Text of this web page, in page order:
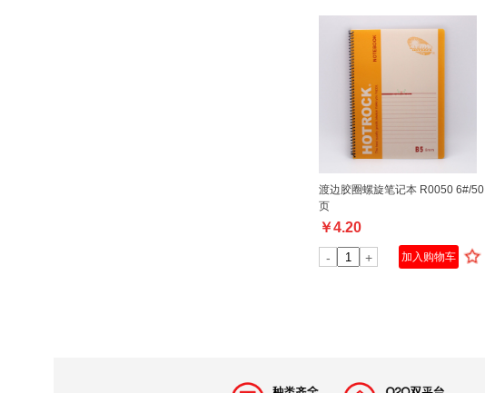
渡边胶圈螺旋笔记本 R0050 6#/50
页
￥4.20
- + 加入购物车